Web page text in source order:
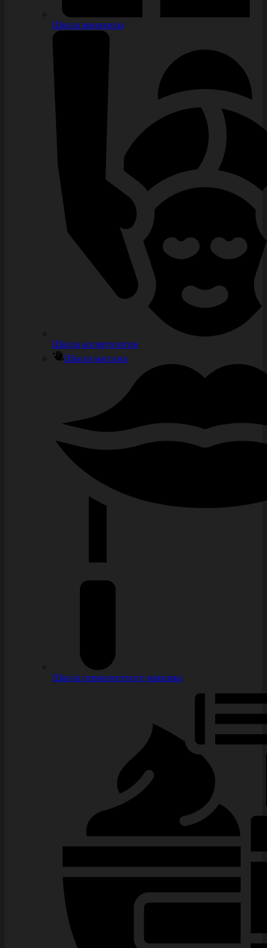
Школа маникюра
Школа косметологии
Школа массажа
Школа перманентного макияжа